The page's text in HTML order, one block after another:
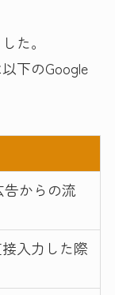
た。
下のGoogle
告からの流
入力した際